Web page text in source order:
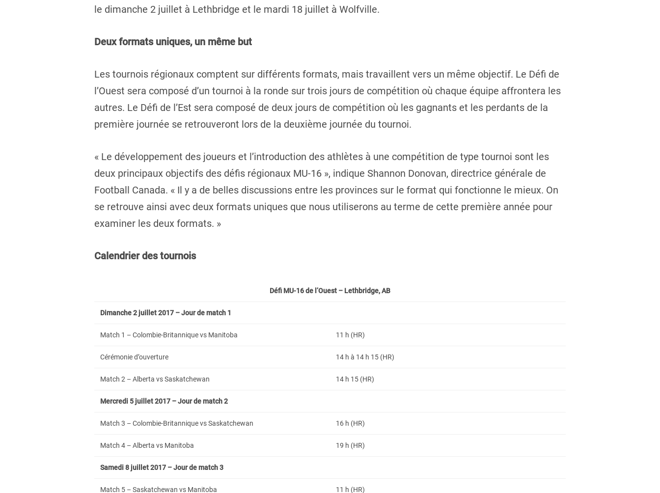
le dimanche 2 juillet à Lethbridge et le mardi 18 juillet à Wolfville.
Deux formats uniques, un même but
Les tournois régionaux comptent sur différents formats, mais travaillent vers un même objectif. Le Défi de
l’Ouest sera composé d’un tournoi à la ronde sur trois jours de compétition où chaque équipe affrontera les
autres. Le Défi de l’Est sera composé de deux jours de compétition où les gagnants et les perdants de la
première journée se retrouveront lors de la deuxième journée du tournoi.
« Le développement des joueurs et l’introduction des athlètes à une compétition de type tournoi sont les
deux principaux objectifs des défis régionaux MU-16 », indique Shannon Donovan, directrice générale de
Football Canada. « Il y a de belles discussions entre les provinces sur le format qui fonctionne le mieux. On
se retrouve ainsi avec deux formats uniques que nous utiliserons au terme de cette première année pour
examiner les deux formats. »
Calendrier des tournois
Défi MU-16 de l’Ouest – Lethbridge, AB
Dimanche 2 juillet 2017 – Jour de match 1
Match 1 – Colombie-Britannique vs Manitoba 11 h (HR)
Cérémonie d’ouverture 14 h à 14 h 15 (HR)
Match 2 – Alberta vs Saskatchewan 14 h 15 (HR)
Mercredi 5 juillet 2017 – Jour de match 2
Match 3 – Colombie-Britannique vs Saskatchewan 16 h (HR)
Match 4 – Alberta vs Manitoba 19 h (HR)
Samedi 8 juillet 2017 – Jour de match 3
Match 5 – Saskatchewan vs Manitoba 11 h (HR)